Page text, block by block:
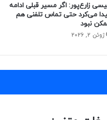
زارع‌پور: اگر مسیر قبلی ادامه
می‌کرد حتی تماس تلفنی هم
نبود
ژوئن 2, 2026